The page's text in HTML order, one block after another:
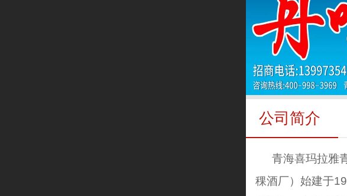
公司简介
青海喜玛拉雅
稞酒厂）始建于